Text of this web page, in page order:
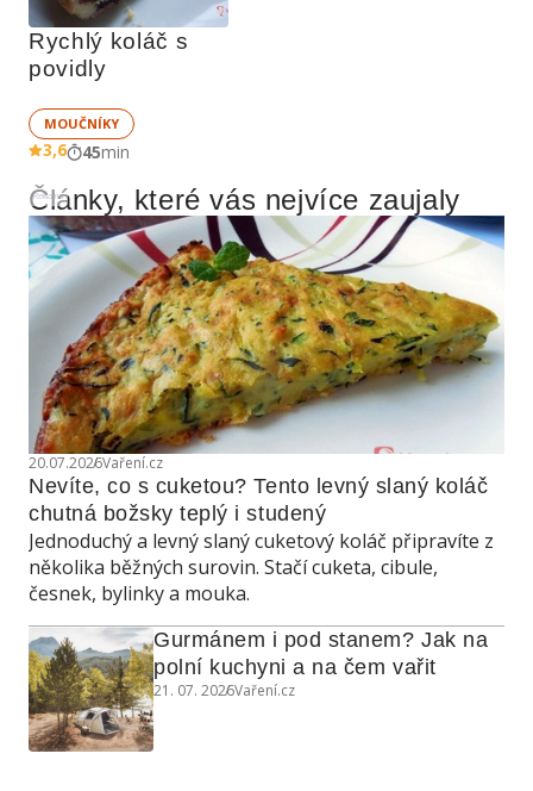
Rychlý koláč s
MOUČNÍKY
3,6 45min
Reklama
Články, které vás nejvíce zaujaly
20.07.2026Vaření.cz
Nevíte, co s cuketou? Tento levný slaný koláč
chutná božsky teplý i studený
Jednoduchý a levný slaný cuketový koláč připravíte z
několika běžných surovin. Stačí cuketa, cibule,
česnek, bylinky a mouka.
Gurmánem i pod stanem? Jak na
polní kuchyni a na čem vařit
21. 07. 2026Vaření.cz